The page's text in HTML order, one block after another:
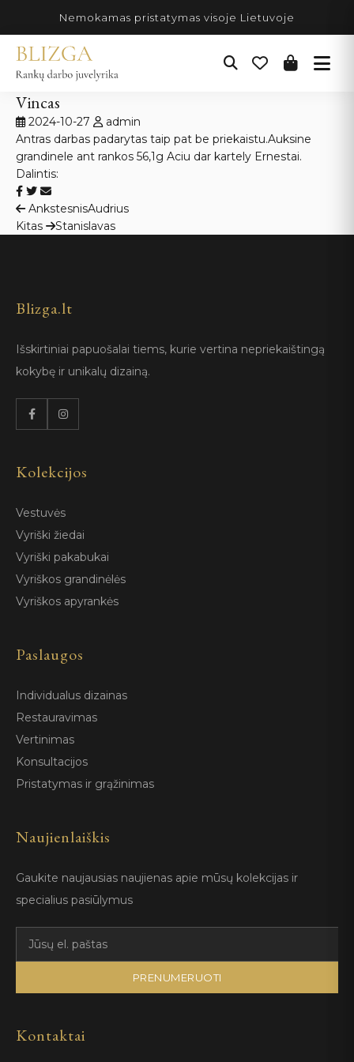
turinio
Nemokamas pristatymas visoje Lietuvoje
Vincas
2024-10-27
admin
Antras darbas padarytas taip pat be priekaistu.Auksine
grandinele ant rankos 56,1g Aciu dar kartely Ernestai.
Dalintis:
Navigacija
tarp
AnkstesnisAudrius
Kitas
Stanislavas
Blizga.lt
Išskirtiniai papuošalai tiems, kurie vertina nepriekaištingą
kokybę ir unikalų dizainą.
Kolekcijos
Vestuvės
Vyriški žiedai
Vyriški pakabukai
Vyriškos grandinėlės
Vyriškos apyrankės
Paslaugos
Individualus dizainas
Restauravimas
Vertinimas
Konsultacijos
Pristatymas ir grąžinimas
Naujienlaiškis
Gaukite naujausias naujienas apie mūsų kolekcijas ir
specialius pasiūlymus
PRENUMERUOTI
Kontaktai